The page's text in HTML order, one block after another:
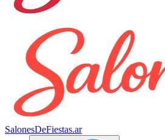
SalonesDeFiestas.ar